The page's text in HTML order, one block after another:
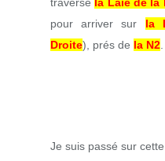
pour arriver sur la
Droite), prés de la N2
Je suis passé sur